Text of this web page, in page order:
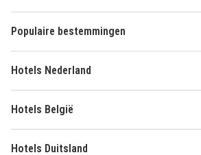
Populaire bestemmingen
Hotels Nederland
Hotels België
Hotels Duitsland